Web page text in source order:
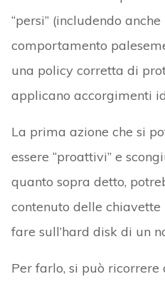
“persi” (includendo
comportamento
una policy corretta di
applicano accorgimenti
La prima azione che si
essere “proattivi” e
quanto sopra detto,
contenuto delle chiavette
fare sull’hard disk di un
Per farlo, si può